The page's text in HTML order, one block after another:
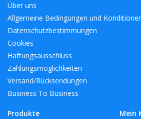
Über uns
Allgemeine Bedingungen und
Datenschutzbestimmungen
Cookies
Haftungsausschluss
Zahlungsmöglichkeiten
Versand/Rücksendungen
Business To Business
Produkte
Mein